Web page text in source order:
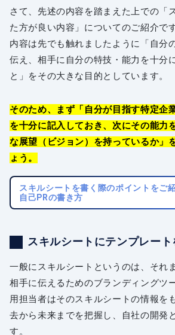
さて、先述の内容を踏まえた上での「
た方が良い内容」についてのご紹介で
内容は先でも触れましたように「自分
伝え、相手に自分の特技・能力を十分
と」をその大きな目的としています。
そのため、まず「自分が目指す特定企
を十分に記入しておき、次にその能力
な展望（ビジョン）を持っているか」
ょう。
スキルシートを書く際のポイントをご
自己PRの書き方
スキルシートにテンプレート
一般にスキルシートというのは、それ
相手に伝えるためのブランディングツ
用担当者はそのスキルシートの情報を
去から未来までを把握し、自社の開発
す。